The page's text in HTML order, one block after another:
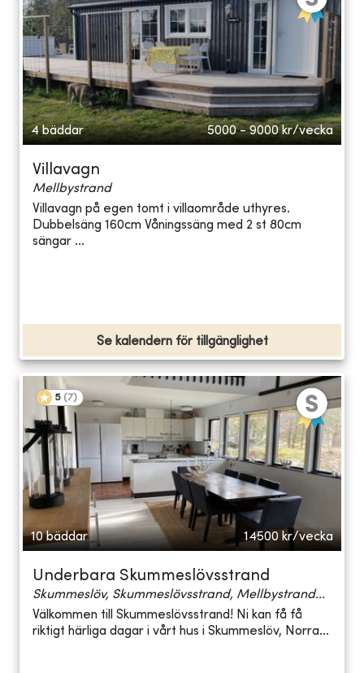
4 bäddar 5000 - 9000 kr/vecka
Villavagn
Mellbystrand
Villavagn på egen tomt i villaområde uthyres.
Dubbelsäng 160cm Våningssäng med 2 st 80cm
sängar ...
Se kalendern för tillgänglighet
5 (7)
10 bäddar 14500 kr/vecka
Underbara Skummeslövsstrand
Skummeslöv, Skummeslövsstrand, Mellbystrand...
Välkommen till Skummeslövsstrand! Ni kan få få
riktigt härliga dagar i vårt hus i Skummeslöv, Norra...